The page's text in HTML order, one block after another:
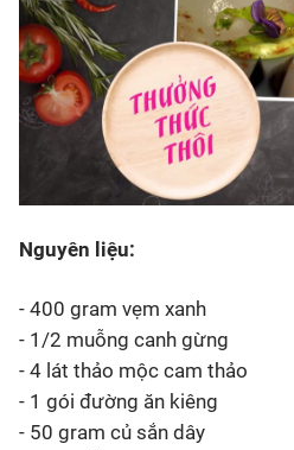
Nguyên liệu:
- 400 gram vẹm xanh
- 1/2 muỗng canh gừng
- 4 lát thảo mộc cam thảo
- 1 gói đường ăn kiêng
- 50 gram củ sắn dây